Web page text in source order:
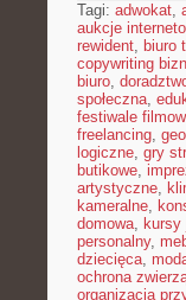
Tagi: adwokat,
aukcje
rewident, biuro
copywriting
biuro,
społeczna,
festiwale
freelancing,
logiczne, gry
butikowe,
artystyczne,
kameralne,
domowa, kursy
personalny,
dziecięca,
ochrona
organizacja